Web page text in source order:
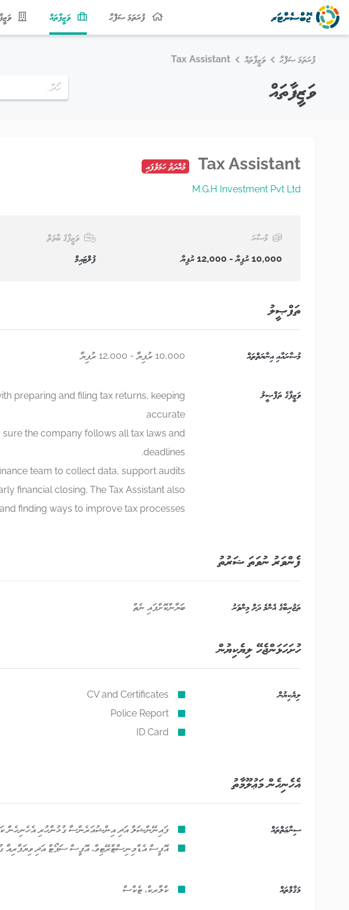
ފުރަތަމަ ޞަފްޙާ ވަޒީފާތައް
(current)
ފުރަތަމަ ޞަފްޙާ ވަޒީފާތައް Tax Assistant
ވަޒީފާތައް
Tax Assistant މުއްދަތު ހަމަވެފައި
M.G.H Investment Pvt Ltd
މުސާރަ
10,000 ރުފިޔާ - 12,000 ރުފިޔާ
ވަޒީފާގެ ބާވަތް
ފުލްޓައިމް
ތަފްޞީލު
މުސާރައާއި އިނާޔަތްތައް 10,000 ރުފިޔާ - 12,000 ރުފިޔާ
ވަޒީފާގެ ތަފްޞީލު
preparing and filing tax returns, keeping
accurate
the company follows all tax laws and
deadlines.
team to collect data, support audits,
financial closing. The Tax Assistant also
finding ways to improve tax processes.
ފެންވަރު ނުވަތަ ޝަރުތު
ތަޖުރިބާގެ އެންމެ ދަށް މިންވަރު ބަޔާންކޮށްފައި ނެތް
ހުށަހަޅަންޖެހޭ ލިޔެކިޔުން
ލިޔެކިޔުން
CV and Certificates
Police Report
ID Card
އެހެނިހެން މަޢުލޫމާތު
ސިނާޢަތްތައް
ފައިނޭންޝަލް އަދި އިންޝުއަރެންސާ ގުޅުންހުރި އެހެނިހެން
އޮފީސް އެޑްމިނިސްޓްރޭޓިވް، އޮފީސް ސަޕޯޓް އަދި ވިޔަފާރިއާ
މަޤާމްތައް ކްލާރކް، ޓެކްސް